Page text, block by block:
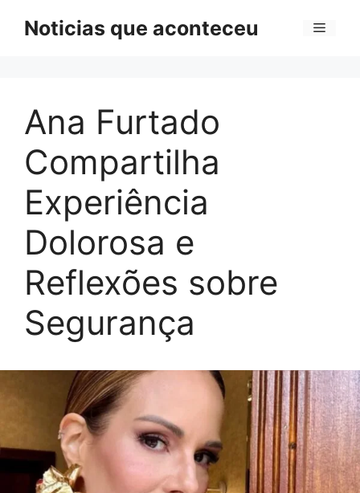
Noticias que aconteceu Menu
Ana Furtado
Compartilha
Experiência
Dolorosa e
Reflexões sobre
Segurança